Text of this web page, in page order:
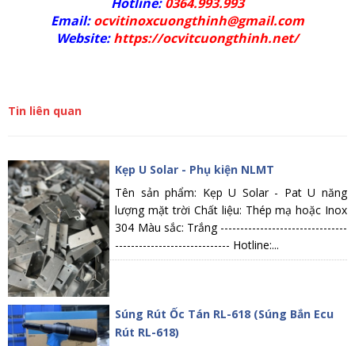
Email:ocvitinoxcuongthinh@gmail.com
Website: https://ocvitcuongthinh.net/
Tin liên quan
Kẹp U Solar - Phụ kiện NLMT
Tên sản phẩm: Kẹp U Solar - Pat U năng
lượng mặt trời Chất liệu: Thép mạ hoặc Inox
304 Màu sắc: Trắng --------------------------------
----------------------------- Hotline:...
Súng Rút Ốc Tán RL-618 (Súng Bắn Ecu
Rút RL-618)